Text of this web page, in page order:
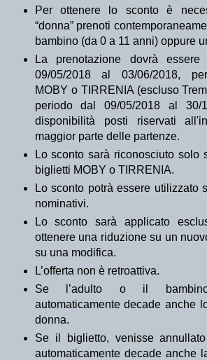
Per ottenere lo sconto è
“donna” prenoti
bambino (da 0 a 11 anni) oppure
La prenotazione dovrà essere
09/05/2018 al 03/06/2018,
MOBY o TIRRENIA (escluso
periodo dal 09/05/2018 al 30/
disponibilità posti riservati
maggior parte delle partenze.
Lo sconto sarà riconosciuto solo
biglietti MOBY o TIRRENIA.
Lo sconto potrà essere utilizzato
nominativi.
Lo sconto sarà applicato
ottenere una riduzione su un
su una modifica.
L’offerta non è retroattiva.
Se l’adulto o il bambino
automaticamente decade anche
donna.
Se il biglietto, venisse
automaticamente decade anche